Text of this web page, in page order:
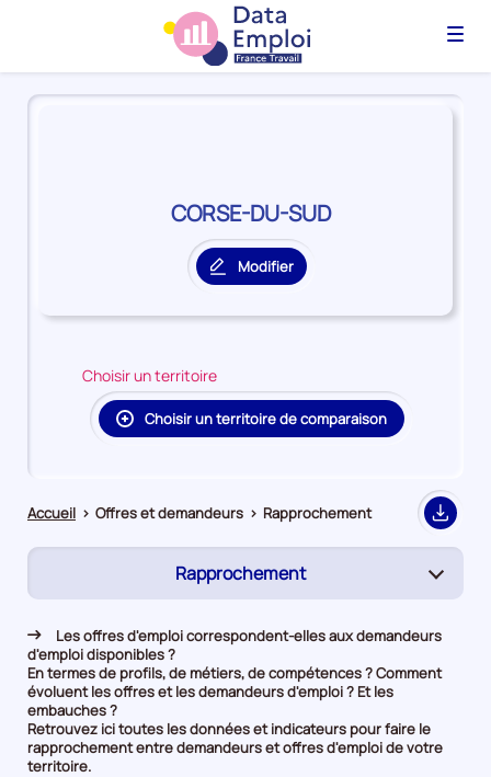
Menu
Panorama
CORSE-DU-SUD
Modifier
le
principal
Choisir un territoire
Choisir un territoire de comparaison
Accueil > Offres et demandeurs > Rapprochement Export
Rapprochement
(page
Demandeurs d'emploi
Offres d’emploi
Les offres d'emploi correspondent-elles aux demandeurs
d'emploi disponibles ?
En termes de profils, de métiers, de compétences ? Comment
évoluent les offres et les demandeurs d'emploi ? Et les
embauches ?
Retrouvez ici toutes les données et indicateurs pour faire le
rapprochement entre demandeurs et offres d'emploi de votre
territoire.